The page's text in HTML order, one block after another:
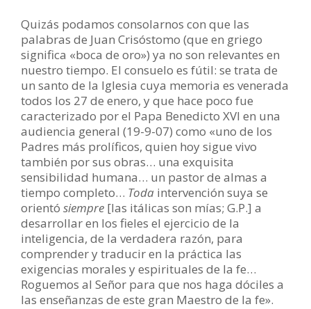
Quizás podamos consolarnos con que las
palabras de Juan Crisóstomo (que en griego
significa «boca de oro») ya no son relevantes en
nuestro tiempo. El consuelo es fútil: se trata de
un santo de la Iglesia cuya memoria es venerada
todos los 27 de enero, y que hace poco fue
caracterizado por el Papa Benedicto XVI en una
audiencia general (19-9-07) como «uno de los
Padres más prolíficos, quien hoy sigue vivo
también por sus obras… una exquisita
sensibilidad humana… un pastor de almas a
tiempo completo… Toda intervención suya se
orientó siempre [las itálicas son mías; G.P.] a
desarrollar en los fieles el ejercicio de la
inteligencia, de la verdadera razón, para
comprender y traducir en la práctica las
exigencias morales y espirituales de la fe…
Roguemos al Señor para que nos haga dóciles a
las enseñanzas de este gran Maestro de la fe».